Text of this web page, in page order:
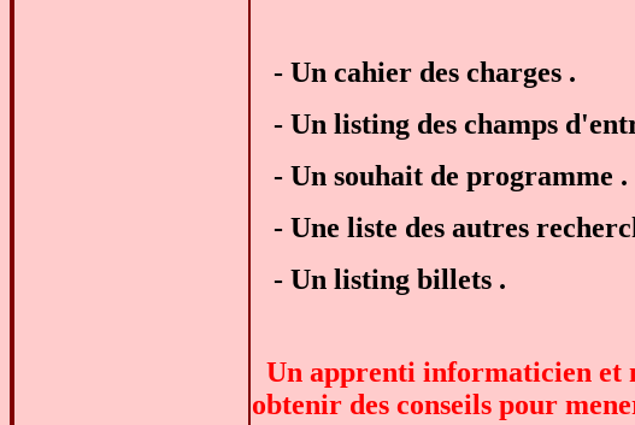
- Un cahier des charges .
- Un listing des champs
- Un souhait de programme .
- Une liste des autres
- Un listing billets .
Un apprenti informaticien et
obtenir des conseils pour